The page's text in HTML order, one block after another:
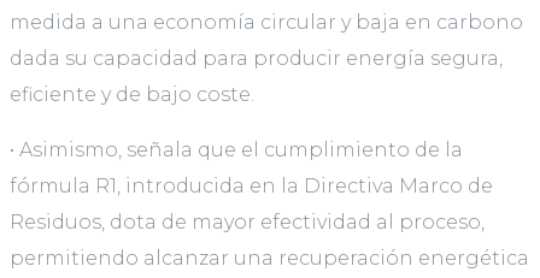
medida a una economía circular y baja en carbono
dada su capacidad para producir energía segura,
eficiente y de bajo coste.
• Asimismo, señala que el cumplimiento de la
fórmula R1, introducida en la Directiva Marco de
Residuos, dota de mayor efectividad al proceso,
permitiendo alcanzar una recuperación energética